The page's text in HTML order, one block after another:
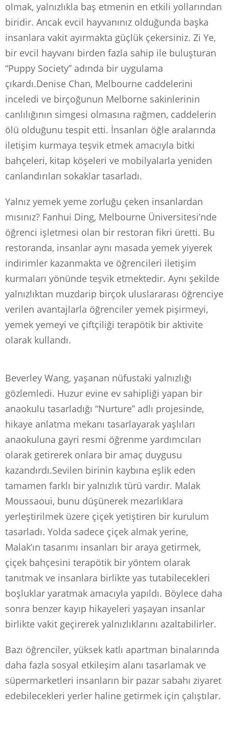
olmak, yalnızlıkla baş etmenin en etkili yollarından
biridir. Ancak evcil hayvanınız olduğunda başka
insanlara vakit ayırmakta güçlük çekersiniz. Zi Ye,
bir evcil hayvanı birden fazla sahip ile buluşturan
“Puppy Society” adında bir uygulama
çıkardı.Denise Chan, Melbourne caddelerini
inceledi ve birçoğunun Melborne sakinlerinin
canlılığının simgesi olmasına rağmen, caddelerin
ölü olduğunu tespit etti. İnsanları öğle aralarında
iletişim kurmaya teşvik etmek amacıyla bitki
bahçeleri, kitap köşeleri ve mobilyalarla yeniden
canlandırılan sokaklar tasarladı.
Yalnız yemek yeme zorluğu çeken insanlardan
mısınız? Fanhui Ding, Melbourne Üniversitesi’nde
öğrenci işletmesi olan bir restoran fikri üretti. Bu
restoranda, insanlar aynı masada yemek yiyerek
indirimler kazanmakta ve öğrencileri iletişim
kurmaları yönünde teşvik etmektedir. Aynı şekilde
yalnızlıktan muzdarip birçok uluslararası öğrenciye
verilen avantajlarla öğrenciler yemek pişirmeyi,
yemek yemeyi ve çiftçiliği terapötik bir aktivite
olarak kullandı.
Beverley Wang, yaşanan nüfustaki yalnızlığı
gözlemledi. Huzur evine ev sahipliği yapan bir
anaokulu tasarladığı “Nurture” adlı projesinde,
hikaye anlatma mekanı tasarlayarak yaşlıları
anaokuluna gayri resmi öğrenme yardımcıları
olarak getirerek onlara bir amaç duygusu
kazandırdı.Sevilen birinin kaybına eşlik eden
tamamen farklı bir yalnızlık türü vardır. Malak
Moussaoui, bunu düşünerek mezarlıklara
yerleştirilmek üzere çiçek yetiştiren bir kurulum
tasarladı. Yolda sadece çiçek almak yerine,
Malak’ın tasarımı insanları bir araya getirmek,
çiçek bahçesini terapötik bir yöntem olarak
tanıtmak ve insanlara birlikte yas tutabilecekleri
boşluklar yaratmak amacıyla yapıldı. Böylece daha
sonra benzer kayıp hikayeleri yaşayan insanlar
birlikte vakit geçirerek yalnızlıklarını azaltabilirler.
Bazı öğrenciler, yüksek katlı apartman binalarında
daha fazla sosyal etkileşim alanı tasarlamak ve
süpermarketleri insanların bir pazar sabahı ziyaret
edebilecekleri yerler haline getirmek için çalıştılar.